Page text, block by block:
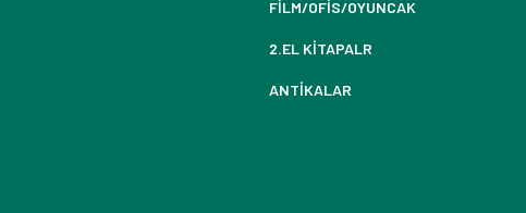
FİLM/OFİS/OYUNCAK
2.EL KİTAPALR
ANTİKALAR